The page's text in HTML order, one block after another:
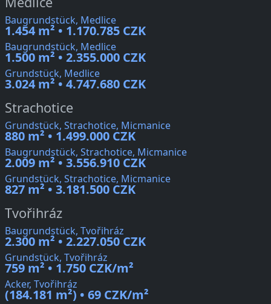
Baugrundstück, Medlice
1.454 m² • 1.170.785 CZK
Baugrundstück, Medlice
1.500 m² • 2.355.000 CZK
Grundstück, Medlice
3.024 m² • 4.747.680 CZK
Strachotice
Grundstück, Strachotice, Micmanice
880 m² • 1.499.000 CZK
Baugrundstück, Strachotice, Micmanice
2.009 m² • 3.556.910 CZK
Grundstück, Strachotice, Micmanice
827 m² • 3.181.500 CZK
Tvořihráz
Baugrundstück, Tvořihráz
2.300 m² • 2.227.050 CZK
Grundstück, Tvořihráz
759 m² • 1.750 CZK/m²
Acker, Tvořihráz
(184.181 m²) • 69 CZK/m²